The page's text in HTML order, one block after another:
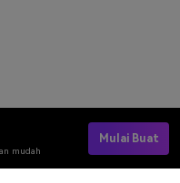
mudah
Mulai Buat